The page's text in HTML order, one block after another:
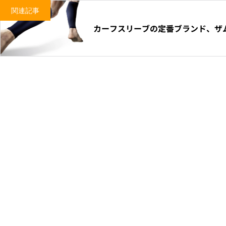
関連記事
カーフスリーブの定番ブランド、